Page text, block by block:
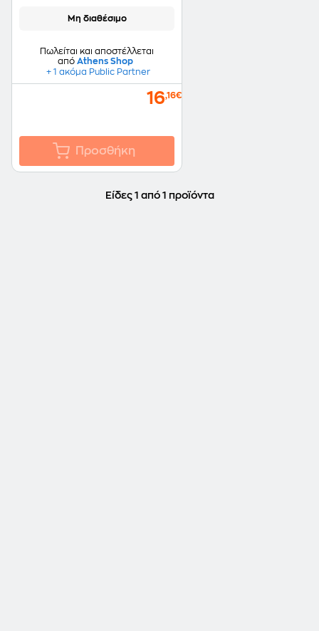
Μη διαθέσιμο
Πωλείται και αποστέλλεται
από Athens Shop
+ 1 ακόμα Public Partner
16,16€
Προσθήκη
Είδες 1 από 1 προϊόντα